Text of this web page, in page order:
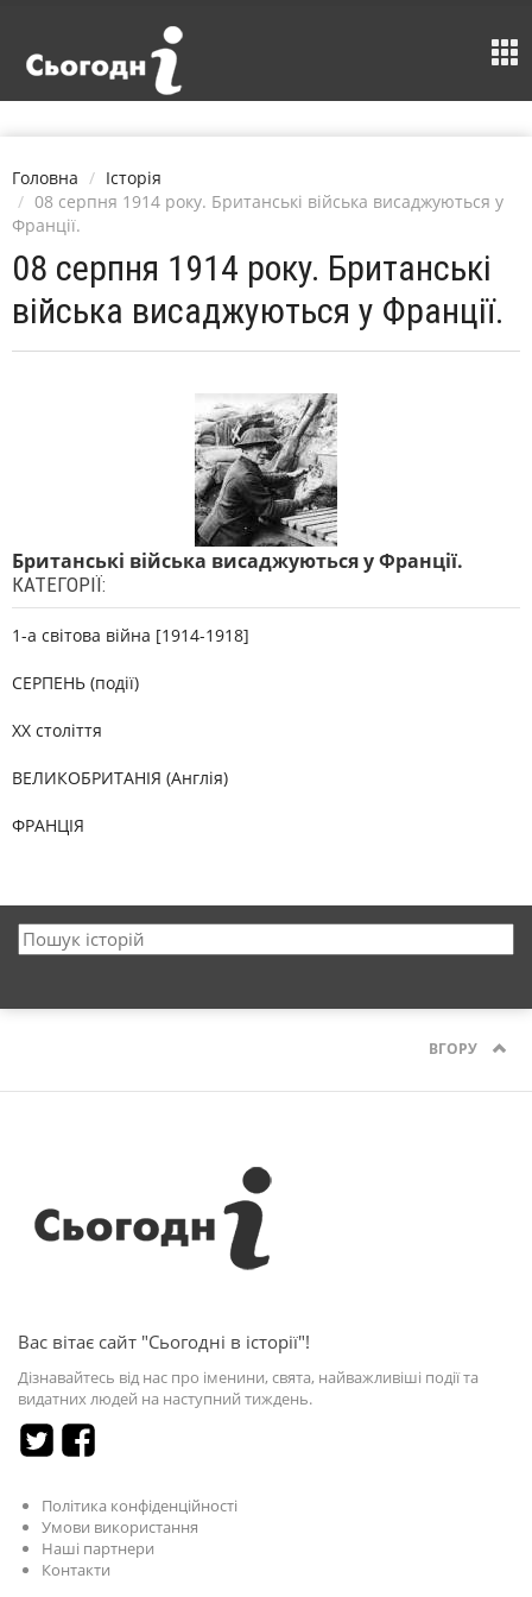
Головна
Історія
08 серпня 1914 року. Британські війська висаджуються у
Франції.
08 серпня 1914 року. Британські
війська висаджуються у Франції.
Британські війська висаджуються у Франції.
КАТЕГОРІЇ:
1-а світова війна [1914-1918]
СЕРПЕНЬ (події)
XX століття
ВЕЛИКОБРИТАНІЯ (Англія)
ФРАНЦІЯ
ВГОРУ
Вас вітає сайт "Сьогодні в історії"!
Дізнавайтесь від нас про іменини, свята, найважливіші події та
видатних людей на наступний тиждень.
Політика конфіденційності
Умови використання
Наші партнери
Контакти